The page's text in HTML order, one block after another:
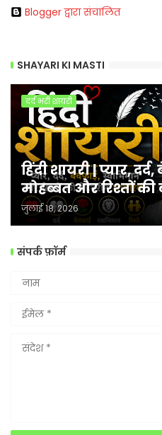
Blogger द्वारा संचालित
SHAYARI KI MASTI
दर्द भरी शायरी
हिंदी शायरी | प्यार,
मोहब्बत और रिश्तों की
जुलाई 18, 2026
संपर्क फ़ॉर्म